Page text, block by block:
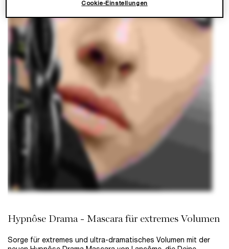
Hypnôse Drama - Mascara für extremes Volumen
Sorge für extremes und ultra-dramatisches Volumen mit der
Cookie-Einstellungen